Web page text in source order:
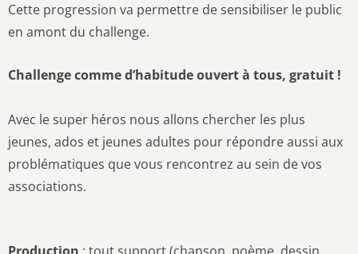
Cette progression va permettre de sensibiliser le public
en amont du challenge.
Challenge comme d’habitude ouvert à tous, gratuit !
Avec le super héros nous allons chercher les plus
jeunes, ados et jeunes adultes pour répondre aussi aux
problématiques que vous rencontrez au sein de vos
associations.